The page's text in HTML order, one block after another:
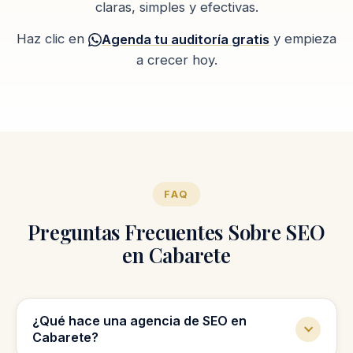
claras, simples y efectivas.
Haz clic en
Agenda tu auditoría gratis y empieza
a crecer hoy.
FAQ
Preguntas Frecuentes Sobre SEO
en Cabarete
¿Qué hace una agencia de SEO en
Cabarete?